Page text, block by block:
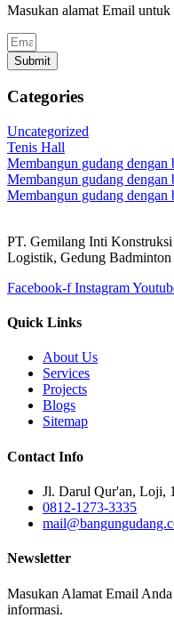
Masukan alamat Email untuk
Submit
Categories
Uncategorized
Tenis Hall
Membangun gudang
Membangun gudang
Membangun gudang
PT. Gemilang Inti
Logistik, Gedung
Facebook-f Instagram
Quick Links
About Us
Services
Projects
Blogs
Sitemap
Contact Info
Jl. Darul Qur'an, Loji,
0812-1273-3335
Newsletter
Masukan Alamat Email
informasi.